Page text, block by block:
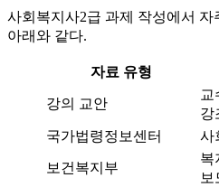
사회복지사2급 과제 작성에서
아래와 같다.
자료 유형
강의 교안
교
강
국가법령정보센터
사
보건복지부
복
보